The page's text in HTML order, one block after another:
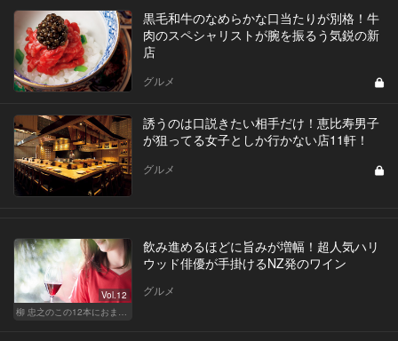
黒毛和牛のなめらかな口当たりが別格！牛
肉のスペシャリストが腕を振るう気鋭の新
店
グルメ
誘うのは口説きたい相手だけ！恵比寿男子
が狙ってる女子としか行かない店11軒！
グルメ
Vol.12
柳 忠之のこの12本におまかせ
飲み進めるほどに旨みが増幅！超人気ハリ
ウッド俳優が手掛けるNZ発のワイン
グルメ